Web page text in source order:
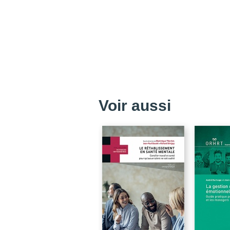
Voir aussi